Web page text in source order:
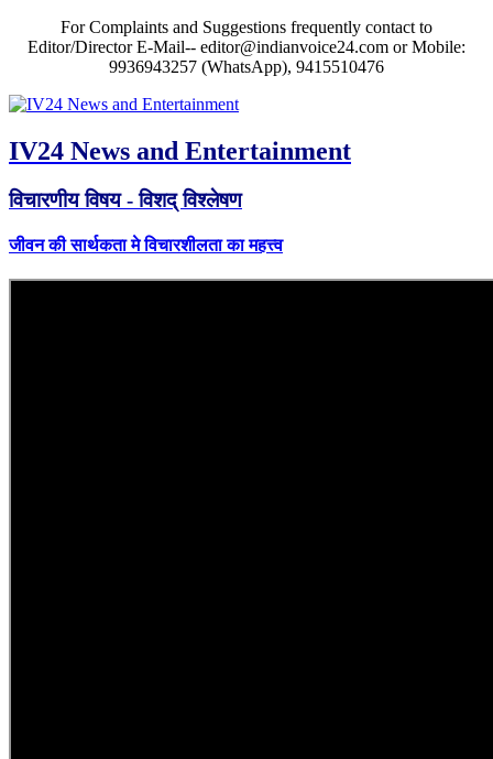
For Complaints and Suggestions frequently contact to
Editor/Director E-Mail-- editor@indianvoice24.com or Mobile:
9936943257 (WhatsApp), 9415510476
IV24 News and Entertainment
विचारणीय विषय - विशद् विश्लेषण
जीवन की सार्थकता मे विचारशीलता का महत्त्व